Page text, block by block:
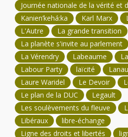
Journée nationale de la vérité et
Kanien’kehá:ka
Karl Marx
L'Autre
La grande transition
La planète s'invite au parlement
La Vérendry
Labeaume
Labour Party
laïcité
Laure Waridel
Le Devoir
Le plan de la DUC
Legault
Les soulèvements du fleuve
Libéraux
libre-échange
Ligne des droits et libertés